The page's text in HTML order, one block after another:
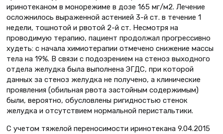
иринотеканом в монорежиме в дозе 165 мг/м2. Лечение
осложнилось выраженной астенией 3-й ст. в течение 1
недели, тошнотой и рвотой 2-й ст. Несмотря на
проводимую терапию, пациент продолжал прогрессивно
худеть: с начала химиотерапии отмечено снижение массы
тела на 19%. В связи с подозрением на стеноз выходного
отдела желудка была выполнена ЭГДС, при которой
данных за стеноз желудка не получено, а клинические
проявления (обильная рвота застойным содержимым)
были, вероятно, обусловлены ригидностью стенок
желудка и отсутствием нормальной перистальтики.
С учетом тяжелой переносимости иринотекана 9.04.2015